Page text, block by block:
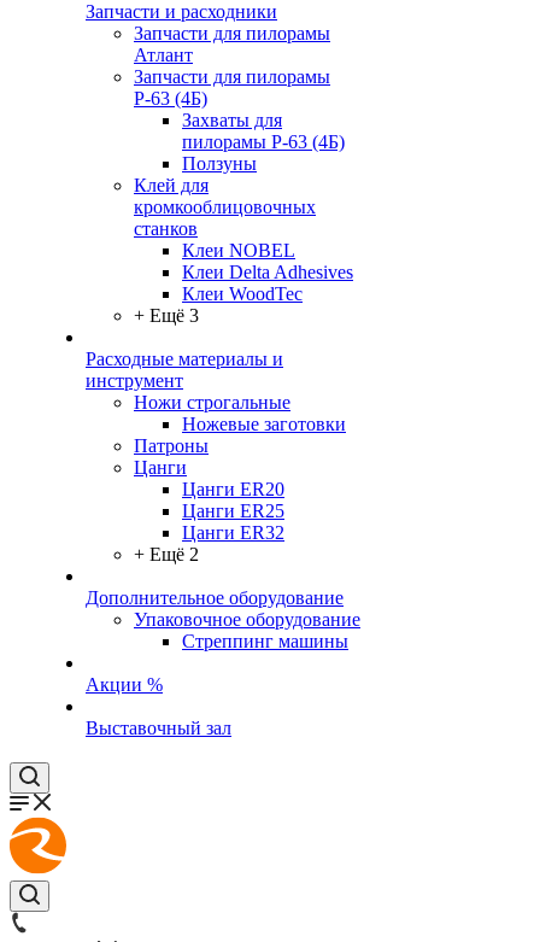
Запчасти и расходники
Запчасти для пилорамы
Атлант
Запчасти для пилорамы
Р-63 (4Б)
Захваты для
пилорамы Р-63 (4Б)
Ползуны
Клей для
кромкооблицовочных
станков
Клеи NOBEL
Клеи Delta Adhesives
Клеи WoodTec
+ Ещё 3
Расходные материалы и
инструмент
Ножи строгальные
Ножевые заготовки
Патроны
Цанги
Цанги ER20
Цанги ER25
Цанги ER32
+ Ещё 2
Дополнительное оборудование
Упаковочное оборудование
Стреппинг машины
Акции %
Выставочный зал